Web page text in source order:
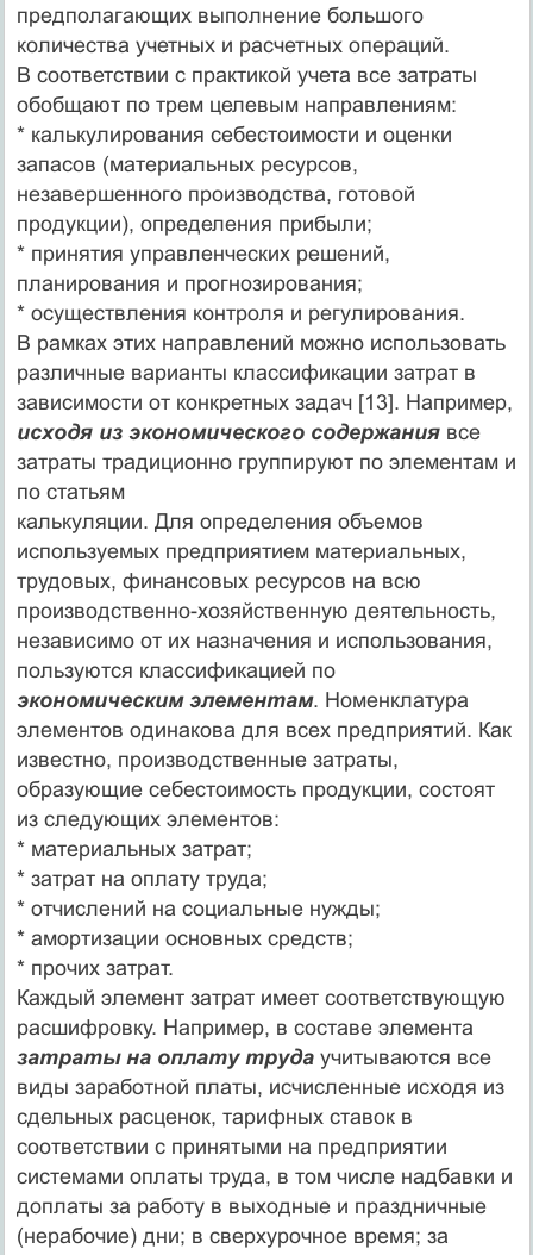
предполагающих выполнение большого
количества учетных и расчетных операций.
В соответствии с практикой учета все затраты
обобщают по трем целевым направлениям:
* калькулирования себестоимости и оценки
запасов (материальных ресурсов,
незавершенного производства, готовой
продукции), определения прибыли;
* принятия управленческих решений,
планирования и прогнозирования;
* осуществления контроля и регулирования.
В рамках этих направлений можно использовать
различные варианты классификации затрат в
зависимости от конкретных задач [13]. Например,
исходя из экономического содержаниявсе
затраты традиционно группируют по элементам и
по статьям
калькуляции. Для определения объемов
используемых предприятием материальных,
трудовых, финансовых ресурсов на всю
производственно-хозяйственную деятельность,
независимо от их назначения и использования,
пользуются классификацией по
экономическим элементам. Номенклатура
элементов одинакова для всех предприятий. Как
известно, производственные затраты,
образующие себестоимость продукции, состоят
из следующих элементов:
* материальных затрат;
* затрат на оплату труда;
* отчислений на социальные нужды;
* амортизации основных средств;
* прочих затрат.
Каждый элемент затрат имеет соответствующую
расшифровку. Например, в составе элемента
затраты на оплату трудаучитываются все
виды заработной платы, исчисленные исходя из
сдельных расценок, тарифных ставок в
соответствии с принятыми на предприятии
системами оплаты труда, в том числе надбавки и
доплаты за работу в выходные и праздничные
(нерабочие) дни; в сверхурочное время; за